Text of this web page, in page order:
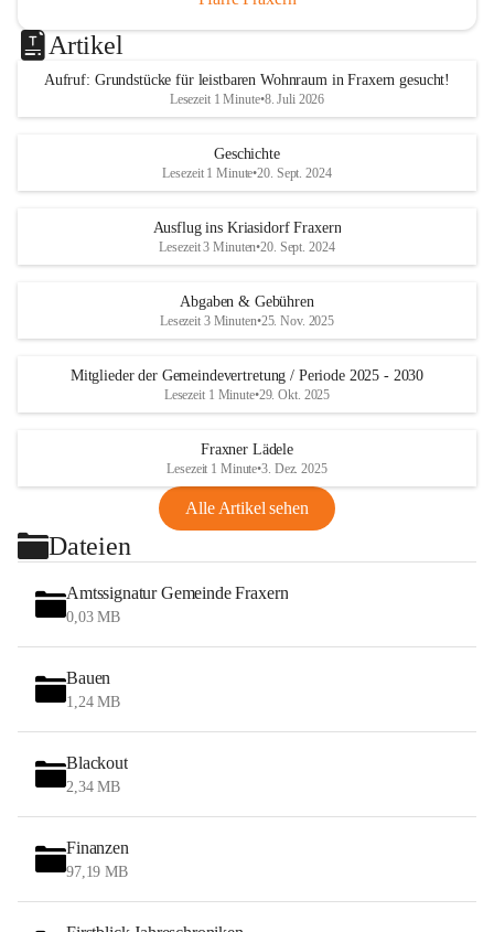
Artikel
Aufruf: Grundstücke für leistbaren Wohnraum in Fraxern gesucht!
Lesezeit 1 Minute•8. Juli 2026
Geschichte
Lesezeit 1 Minute•20. Sept. 2024
Ausflug ins Kriasidorf Fraxern
Lesezeit 3 Minuten•20. Sept. 2024
Abgaben & Gebühren
Lesezeit 3 Minuten•25. Nov. 2025
Mitglieder der Gemeindevertretung / Periode 2025 - 2030
Lesezeit 1 Minute•29. Okt. 2025
Fraxner Lädele
Lesezeit 1 Minute•3. Dez. 2025
Alle Artikel sehen
Dateien
Amtssignatur Gemeinde Fraxern
0,03 MB
Bauen
1,24 MB
Blackout
2,34 MB
Finanzen
97,19 MB